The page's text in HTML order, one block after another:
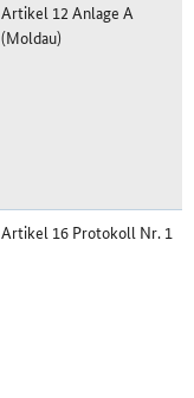
Artikel 12 Anlage A
(Moldau)
Artikel 16 Protokoll Nr. 1